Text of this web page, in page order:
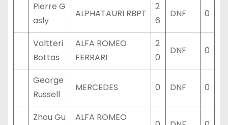
Pierre G
asly
ALPHATAURI RBPT
2
6
DNF 0
Valtteri
Bottas
ALFA ROMEO
FERRARI
2
0
DNF 0
George
Russell
MERCEDES 0 DNF 0
Zhou Gu
ALFA ROMEO